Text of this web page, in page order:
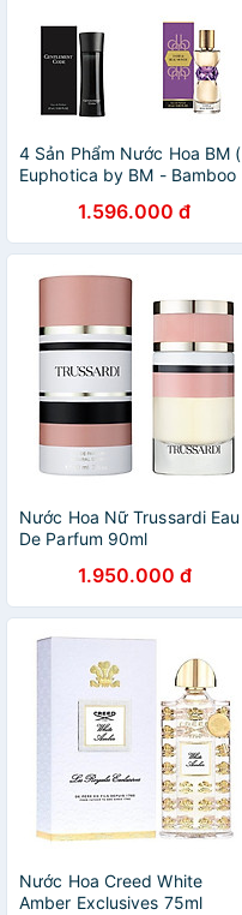
4 Sản Phẩm Nước Hoa BM (
Euphotica by BM - Bamboo
by BM - Dame de Beau
Monde by BM )
1.596.000 đ
Nước Hoa Nữ Trussardi Eau
De Parfum 90ml
1.950.000 đ
Nước Hoa Creed White
Amber Exclusives 75ml